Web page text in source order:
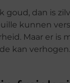
dan is
kunnen
Maar er is
kan